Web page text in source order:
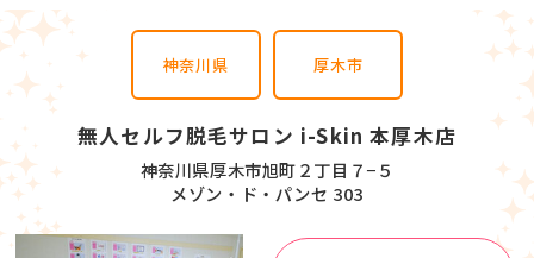
神奈川県 厚木市
無人セルフ脱毛サロン i-Skin 本厚木店
神奈川県厚木市旭町２丁目７−５
メゾン・ド・パンセ 303